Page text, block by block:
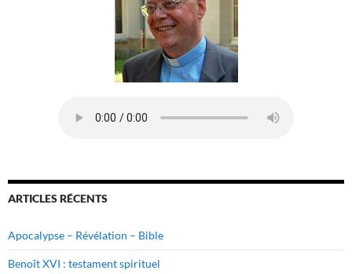
ARTICLES RÉCENTS
Apocalypse – Révélation – Bible
Benoît XVI : testament spirituel